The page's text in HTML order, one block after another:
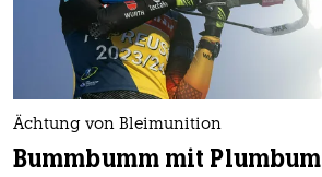
Ächtung von Bleimunition
Bummbumm mit Plumbum